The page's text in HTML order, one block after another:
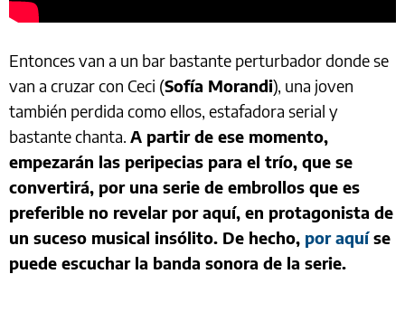
Entonces van a un bar bastante perturbador donde se
van a cruzar con Ceci (Sofía Morandi), una joven
también perdida como ellos, estafadora serial y
bastante chanta. A partir de ese momento,
empezarán las peripecias para el trío, que se
convertirá, por una serie de embrollos que es
preferible no revelar por aquí, en protagonista de
un suceso musical insólito. De hecho, por aquíse
puede escuchar la banda sonora de la serie.